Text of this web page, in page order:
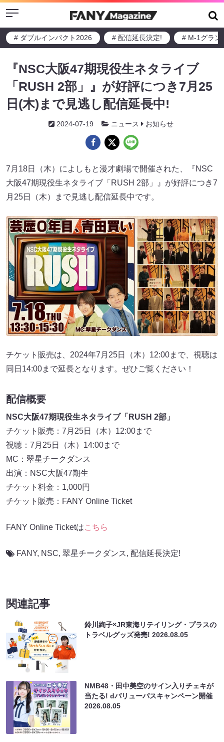
Menu
# ダブルインパクト2026 # 配信延長決定! # M-1グラン
『NSC大阪47期現役生ネタライブ
「RUSH 2部」』が好評につき7月25
日(木)まで見逃し配信延長中!
2024-07-19 ニュース お知らせ
7月18日（木）によしもと漫才劇場で開催された、『NSC
大阪47期現役生ネタライブ「RUSH 2部」』が好評につき7
月25日（木）まで見逃し配信延長中です。
チケット販売は、2024年7月25日（木）12:00まで、視聴は
同日14:00まで延長となります。ぜひご覧ください！
配信概要
NSC大阪47期現役生ネタライブ「RUSH 2部」
チケット販売：7月25日（木）12:00まで
視聴：7月25日（木）14:00まで
MC：翠星チークダンス
出演：NSC大阪47期生
チケット料金：1,000円
チケット販売：FANY Online Ticket
FANY Online Ticketはこちら
FANY, NSC, 翠星チークダンス, 配信延長決定!
関連記事
鈴川絢子×JR東海リテイリング・プラスの
トラベルグッズ発売!2026.08.05
NMB48・田中美空のサイン入りチェキが
当たる! dバリューパスキャンペーン開催
2026.08.05